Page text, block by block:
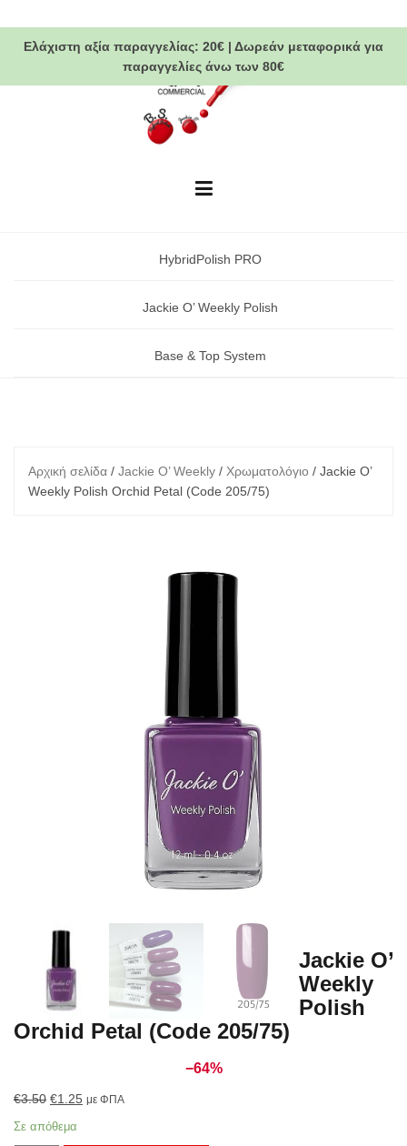
to
contentΕλάχιστη αξία παραγγελίας: 20€ | Δωρεάν μεταφορικά για
παραγγελίες άνω των 80€
HybridPolish PRO
Jackie O’ Weekly Polish
Base & Top System
Αρχική σελίδα / Jackie O’ Weekly / Χρωματολόγιο / Jackie O’
Weekly Polish Orchid Petal (Code 205/75)
Jackie O’
Weekly
Polish
Orchid Petal (Code 205/75)
−64%
€3.50 Original
was:
€1.25 Ημε ΦΠΑ
Σε απόθεμα